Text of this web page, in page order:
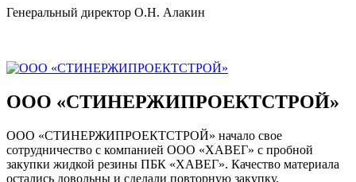
Генеральный директор О.Н. Алакин
ООО «СТИНЕРЖИПРОЕКТСТРОЙ»
ООО «СТИНЕРЖИПРОЕКТСТРОЙ» начало свое
сотрудничество с компанией ООО «ХАВЕГ» с пробной
закупки жидкой резины ПБК «ХАВЕГ». Качество материала
остались довольны и сделали повторную закупку.